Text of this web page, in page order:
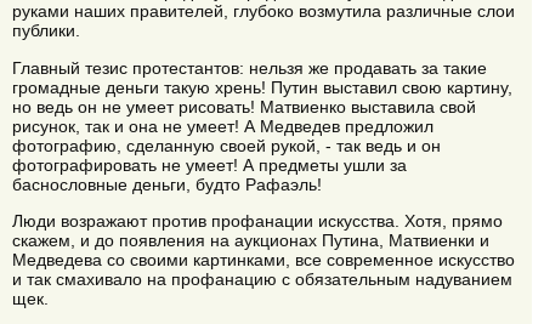
руками наших правителей, глубоко возмутила различные слои
публики.
Главный тезис протестантов: нельзя же продавать за такие
громадные деньги такую хрень! Путин выставил свою картину,
но ведь он не умеет рисовать! Матвиенко выставила свой
рисунок, так и она не умеет! А Медведев предложил
фотографию, сделанную своей рукой, - так ведь и он
фотографировать не умеет! А предметы ушли за
баснословные деньги, будто Рафаэль!
Люди возражают против профанации искусства. Хотя, прямо
скажем, и до появления на аукционах Путина, Матвиенки и
Медведева со своими картинками, все современное искусство
и так смахивало на профанацию с обязательным надуванием
щек.